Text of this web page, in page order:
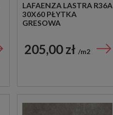
LAFAENZA LASTRA R36A
30X60 PŁYTKA
GRESOWA
205,00 zł m2